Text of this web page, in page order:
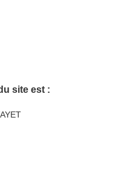
site est :